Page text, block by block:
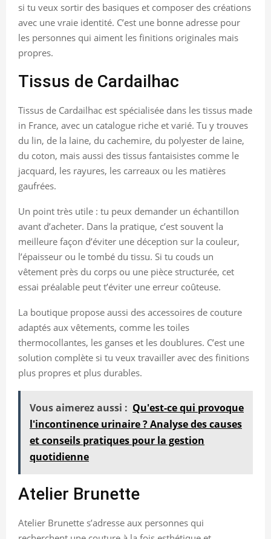
si tu veux sortir des basiques et composer des créations
avec une vraie identité. C’est une bonne adresse pour
les personnes qui aiment les finitions originales mais
propres.
Tissus de Cardailhac
Tissus de Cardailhac est spécialisée dans les tissus made
in France, avec un catalogue riche et varié. Tu y trouves
du lin, de la laine, du cachemire, du polyester de laine,
du coton, mais aussi des tissus fantaisistes comme le
jacquard, les rayures, les carreaux ou les matières
gaufrées.
Un point très utile : tu peux demander un échantillon
avant d’acheter. Dans la pratique, c’est souvent la
meilleure façon d’éviter une déception sur la couleur,
l’épaisseur ou le tombé du tissu. Si tu couds un
vêtement près du corps ou une pièce structurée, cet
essai préalable peut t’éviter une erreur coûteuse.
La boutique propose aussi des accessoires de couture
adaptés aux vêtements, comme les toiles
thermocollantes, les ganses et les doublures. C’est une
solution complète si tu veux travailler avec des finitions
plus propres et plus durables.
Vous aimerez aussi : Qu'est-ce qui provoque
l'incontinence urinaire ? Analyse des causes
et conseils pratiques pour la gestion
quotidienne
Atelier Brunette
Atelier Brunette s’adresse aux personnes qui